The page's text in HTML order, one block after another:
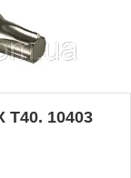
T40. 10403